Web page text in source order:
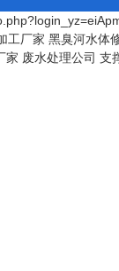
工厂家 黑臭河水体
家 废水处理公司 支